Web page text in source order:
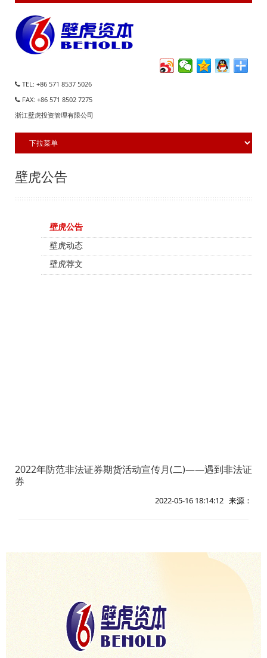
TEL: +86 571 8537 5026
FAX: +86 571 8502 7275
浙江壁虎投资管理有限公司
壁虎公告
壁虎公告
壁虎动态
壁虎荐文
2022年防范非法证券期货活动宣传月(二)——遇到非法证
券
2022-05-16 18:14:12 来源：